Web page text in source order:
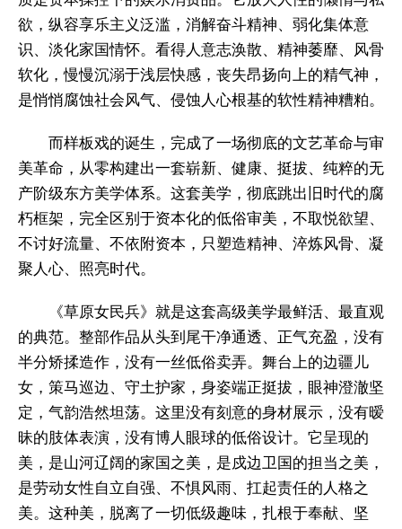
欲，纵容享乐主义泛滥，消解奋斗精神、弱化集体意
识、淡化家国情怀。看得人意志涣散、精神萎靡、风骨
软化，慢慢沉溺于浅层快感，丧失昂扬向上的精气神，
是悄悄腐蚀社会风气、侵蚀人心根基的软性精神糟粕。
而样板戏的诞生，完成了一场彻底的文艺革命与审
美革命，从零构建出一套崭新、健康、挺拔、纯粹的无
产阶级东方美学体系。这套美学，彻底跳出旧时代的腐
朽框架，完全区别于资本化的低俗审美，不取悦欲望、
不讨好流量、不依附资本，只塑造精神、淬炼风骨、凝
聚人心、照亮时代。
《草原女民兵》就是这套高级美学最鲜活、最直观
的典范。整部作品从头到尾干净通透、正气充盈，没有
半分矫揉造作，没有一丝低俗卖弄。舞台上的边疆儿
女，策马巡边、守土护家，身姿端正挺拔，眼神澄澈坚
定，气韵浩然坦荡。这里没有刻意的身材展示，没有暧
昧的肢体表演，没有博人眼球的低俗设计。它呈现的
美，是山河辽阔的家国之美，是戍边卫国的担当之美，
是劳动女性自立自强、不惧风雨、扛起责任的人格之
美。这种美，脱离了一切低级趣味，扎根于奉献、坚